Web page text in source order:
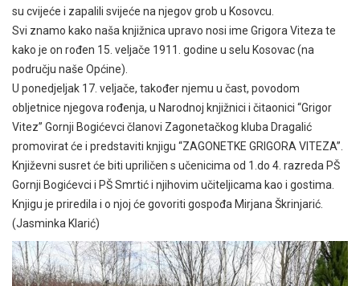
su cvijeće i zapalili svijeće na njegov grob u Kosovcu.
Svi znamo kako naša knjižnica upravo nosi ime Grigora Viteza te
kako je on rođen 15. veljače 1911. godine u selu Kosovac (na
području naše Općine).
U ponedjeljak 17. veljače, također njemu u čast, povodom
obljetnice njegova rođenja, u Narodnoj knjižnici i čitaonici “Grigor
Vitez” Gornji Bogićevci članovi Zagonetačkog kluba Dragalić
promovirat će i predstaviti knjigu “ZAGONETKE GRIGORA VITEZA”.
Književni susret će biti upriličen s učenicima od 1.do 4. razreda PŠ
Gornji Bogićevci i PŠ Smrtić i njihovim učiteljicama kao i gostima.
Knjigu je priredila i o njoj će govoriti gospođa Mirjana Škrinjarić.
(Jasminka Klarić)